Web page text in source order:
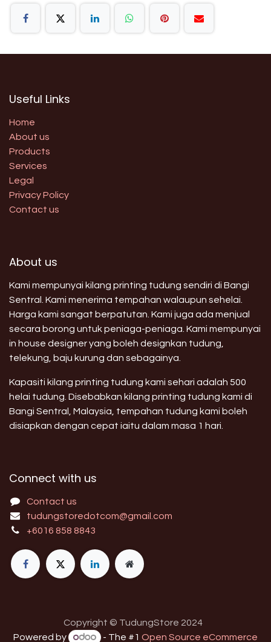
Useful Links
Home
About us
Products
Services
Legal
Privacy Policy
Contact us
About us
Kami mempunyai kilang printing tudung sendiri di Bangi
Sentral. Kami menerima tempahan walaupun sehelai.
Harga kami sangat berpatutan. Kami juga ada menjual
secara borong untuk peniaga-peniaga. Kami mempunyai
in house designer yang boleh designkan tudung,
telekung, baju kurung dan sebagainya.
Kapasiti kilang printing tudung kami sehari adalah 500
helai tudung. Disebabkan kilang printing tudung kami di
Bangi Sentral, Malaysia, tempahan tudung kami boleh
disiapkan dengan cepat iaitu dalam masa 1 hari.
Connect with us
Contact us
tudungstoredotcom@gmail.com
+6016 858 8843
Copyright © TudungStore 2024
Powered by
- The #1Open Source eCommerce